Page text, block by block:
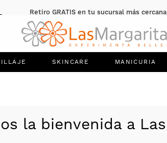
Retiro GRATIS en tu sucursal más cercana
SKINCARE MANICURIA